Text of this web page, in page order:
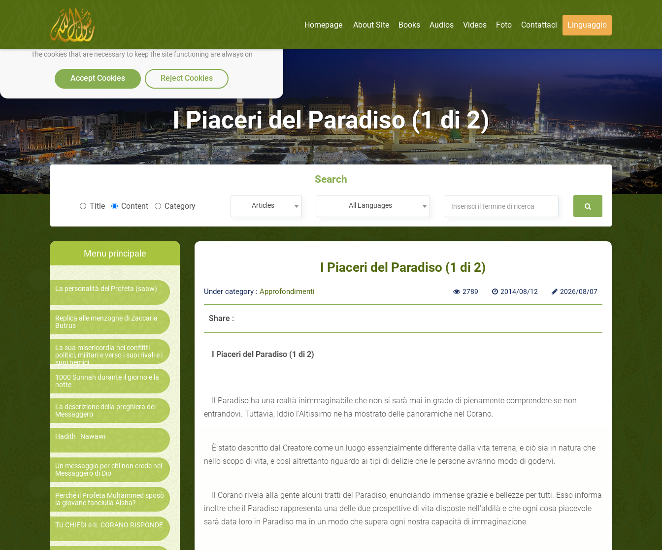
We use cookies to make our site work well for you and so we can continually improve it.
The cookies that are necessary to keep the site functioning are always on
Accept Cookies Reject Cookies
Homepage About Site Books Audios Videos Foto Contattaci Linguaggio
I Piaceri del Paradiso (1 di 2)
Search
Title Content Category Articles All Languages
Menu principale
La personalità del Profeta (saaw)
Replica alle menzogne di Zaccaria
Butrus
La sua misericordia nei conflitti
politici, militari e verso i suoi rivali e i
suoi nemici
1000 Sunnah durante il giorno e la
notte
La descrizione della preghiera del
Messaggero
Hadith _Nawawi
Un messaggio per chi non crede nel
Messaggero di Dio
Perché il Profeta Muhammed sposò
la giovane fanciulla Aisha?
TU CHIEDI e IL CORANO RISPONDE
I Piaceri del Paradiso (1 di 2)
Under category : Approfondimenti 2789 2014/08/12 2026/08/07
Share :
I Piaceri del Paradiso (1 di 2)
Il Paradiso ha una realtà inimmaginabile che non si sarà mai in grado di pienamente comprendere se non
entrandovi. Tuttavia, Iddio l'Altissimo ne ha mostrato delle panoramiche nel Corano.
È stato descritto dal Creatore come un luogo essenzialmente differente dalla vita terrena, e ciò sia in natura che
nello scopo di vita, e così altrettanto riguardo ai tipi di delizie che le persone avranno modo di godervi.
Il Corano rivela alla gente alcuni tratti del Paradiso, enunciando immense grazie e bellezze per tutti. Esso informa
inoltre che il Paradiso rappresenta una delle due prospettive di vita disposte nell'aldilà e che ogni cosa piacevole
sarà data loro in Paradiso ma in un modo che supera ogni nostra capacità di immaginazione.